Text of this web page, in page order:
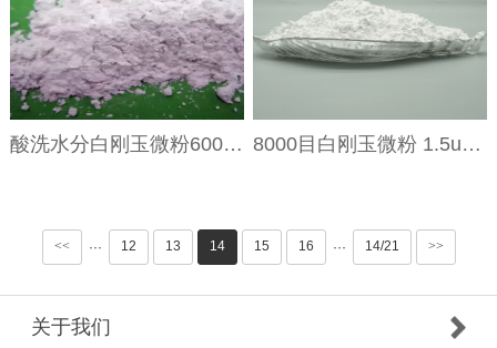
酸洗水分白刚玉微粉600#700#800#1000#粒径均匀电熔氧化铝 8000目白刚玉微粉 1.5um氧化铝微粉
<< ··· 12 13 14 15 16 ··· 14/21 >>
关于我们